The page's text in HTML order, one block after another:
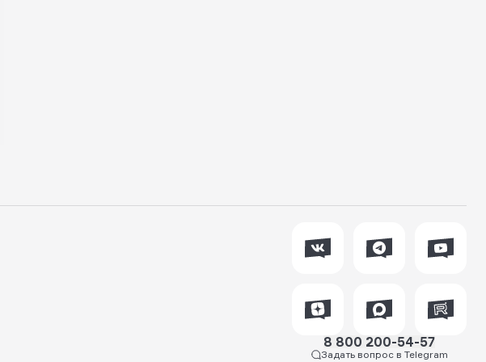
8 800 200-54-57
Задать вопрос в Telegram